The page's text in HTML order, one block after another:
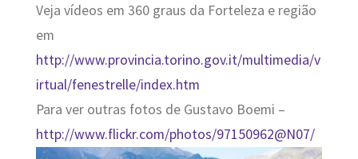
Veja vídeos em 360 graus da Forteleza e região
em
http://www.provincia.torino.gov.it/multimedia/v
irtual/fenestrelle/index.htm
Para ver outras fotos de Gustavo Boemi –
http://www.flickr.com/photos/97150962@N07/